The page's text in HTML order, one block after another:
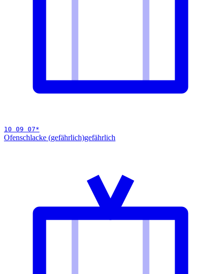
10 09 07*
Ofenschlacke (gefährlich)gefährlich